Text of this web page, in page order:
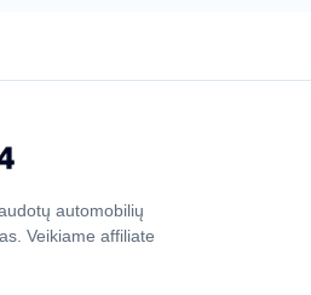
automobilių
Veikiame affiliate